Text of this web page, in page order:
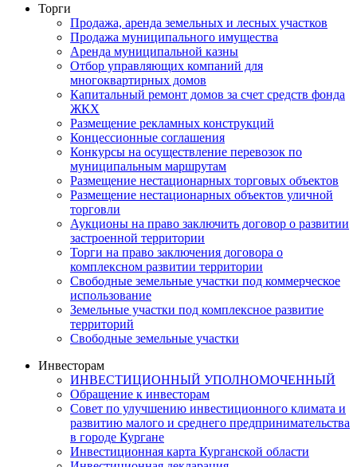
Торги
Продажа, аренда земельных и лесных участков
Продажа муниципального имущества
Аренда муниципальной казны
Отбор управляющих компаний для
многоквартирных домов
Капитальный ремонт домов за счет средств фонда
ЖКХ
Размещение рекламных конструкций
Концессионные соглашения
Конкурсы на осуществление перевозок по
муниципальным маршрутам
Размещение нестационарных торговых объектов
Размещение нестационарных объектов уличной
торговли
Аукционы на право заключить договор о развитии
застроенной территории
Торги на право заключения договора о
комплексном развитии территории
Свободные земельные участки под коммерческое
использование
Земельные участки под комплексное развитие
территорий
Свободные земельные участки
Инвесторам
ИНВЕСТИЦИОННЫЙ УПОЛНОМОЧЕННЫЙ
Обращение к инвесторам
Совет по улучшению инвестиционного климата и
развитию малого и среднего предпринимательства
в городе Кургане
Инвестиционная карта Курганской области